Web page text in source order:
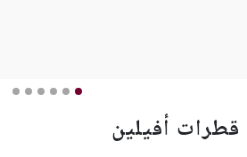
قطرات أفيلين